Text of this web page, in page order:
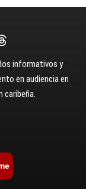
informativos y
en audiencia en
caribeña.